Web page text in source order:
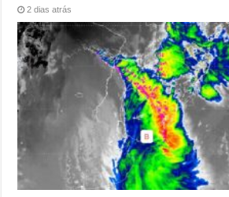
2 dias atrás